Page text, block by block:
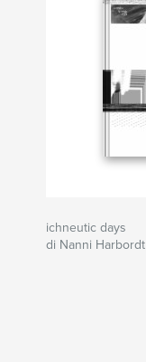
ichneutic days
di Nanni Harbordt